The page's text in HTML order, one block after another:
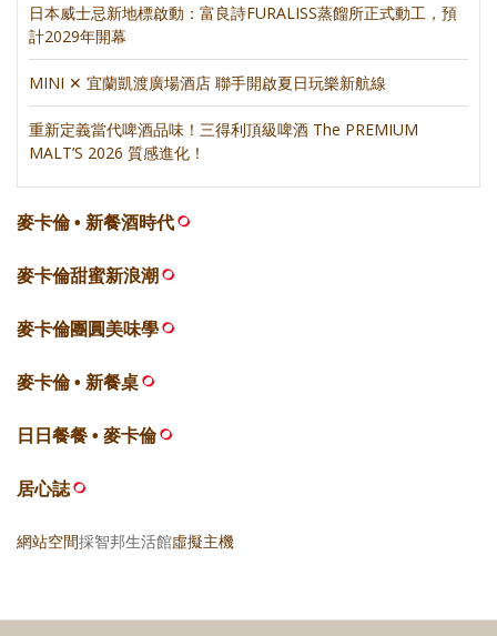
日本威士忌新地標啟動：富良詩FURALISS蒸餾所正式動工，預
計2029年開幕
MINI ✕ 宜蘭凱渡廣場酒店 聯手開啟夏日玩樂新航線
重新定義當代啤酒品味！三得利頂級啤酒 The PREMIUM
MALT’S 2026 質感進化！
麥卡倫 • 新餐酒時代
麥卡倫甜蜜新浪潮
麥卡倫團圓美味學
麥卡倫 • 新餐桌
日日餐餐 • 麥卡倫
居心誌
網站空間採智邦生活館虛擬主機